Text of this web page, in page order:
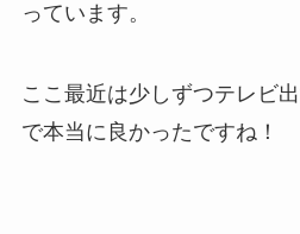
っています。
ここ最近は少しずつテレビ
で本当に良かったですね！